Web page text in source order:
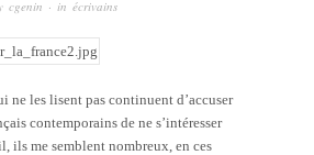
cgenin · in écrivains
ne les lisent pas continuent d’accuser
contemporains de ne s’intéresser
ils me semblent nombreux, en ces